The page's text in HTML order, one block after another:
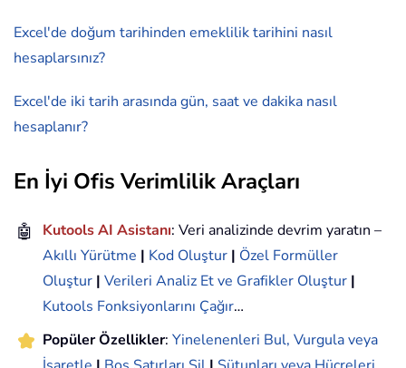
Excel'de doğum tarihinden emeklilik tarihini nasıl
hesaplarsınız?
Excel'de iki tarih arasında gün, saat ve dakika nasıl
hesaplanır?
En İyi Ofis Verimlilik Araçları
🤖 Kutools AI Asistanı: Veri analizinde devrim yaratın –
Akıllı Yürütme | Kod Oluştur | Özel Formüller
Oluştur | Verileri Analiz Et ve Grafikler Oluştur |
Kutools Fonksiyonlarını Çağır…
Popüler Özellikler: Yinelenenleri Bul, Vurgula veya